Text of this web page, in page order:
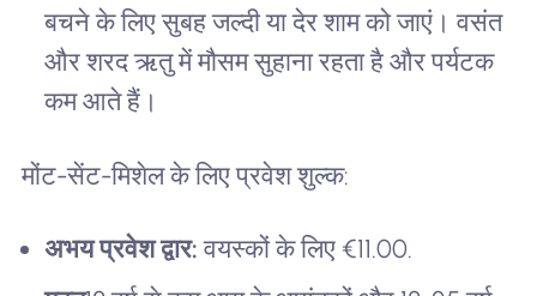
बचने के लिए सुबह जल्दी या देर शाम को जाएं। वसंत
और शरद ऋतु में मौसम सुहाना रहता है और पर्यटक
कम आते हैं।
मोंट-सेंट-मिशेल के लिए प्रवेश शुल्क:
अभय प्रवेश द्वार: वयस्कों के लिए €11.00.